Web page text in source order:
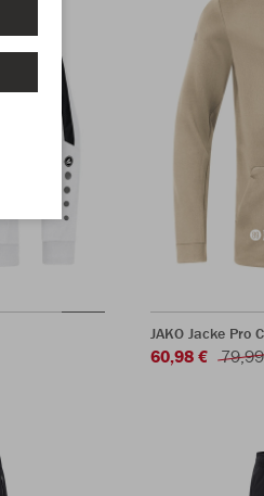
JAKO Jacke Pro
60,98 €